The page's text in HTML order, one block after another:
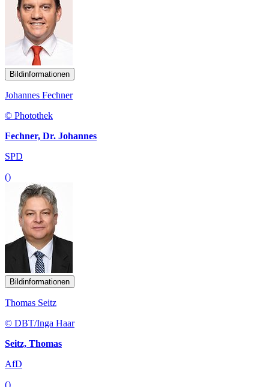
Bildinformationen
Johannes Fechner
© Photothek
Fechner, Dr. Johannes
SPD
()
Bildinformationen
Thomas Seitz
© DBT/Inga Haar
Seitz, Thomas
AfD
()